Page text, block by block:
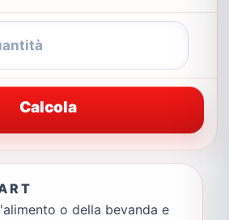
Calcola
o della bevanda e